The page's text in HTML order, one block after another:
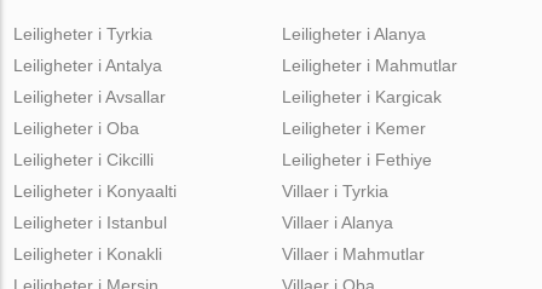
Leiligheter i Tyrkia
Leiligheter i Antalya
Leiligheter i Avsallar
Leiligheter i Oba
Leiligheter i Cikcilli
Leiligheter i Alanya
Leiligheter i Mahmutlar
Leiligheter i Kargicak
Leiligheter i Kemer
Leiligheter i Fethiye
Leiligheter i Konyaalti
Leiligheter i Istanbul
Leiligheter i Konakli
Leiligheter i Mersin
Villaer i Tyrkia
Villaer i Alanya
Villaer i Mahmutlar
Villaer i Oba